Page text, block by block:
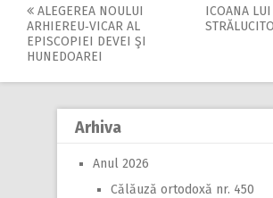
Post
navigation
ALEGEREA NOULUI
ARHIEREU‑VICAR AL
EPISCOPIEI DEVEI ŞI
HUNEDOAREI
ICOANA
Arhiva
Anul 2026
Călăuză ortodoxă nr. 450